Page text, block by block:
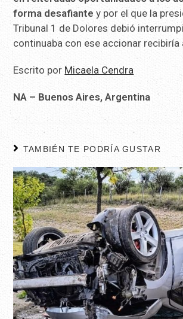
forma desafiante y por el que la
Tribunal 1 de Dolores debió
continuaba con ese accionar recibiría
Escrito por Micaela Cendra
NA – Buenos Aires, Argentina
TAMBIÉN TE PODRÍA GUSTAR